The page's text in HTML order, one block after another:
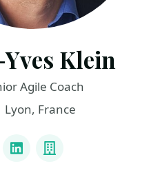
Yves Klein
Agile Coach
Lyon, France
LinkedInCompany